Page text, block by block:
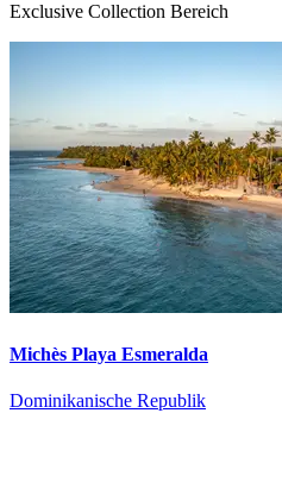
Exclusive Collection Bereich
Michès Playa Esmeralda
Dominikanische Republik